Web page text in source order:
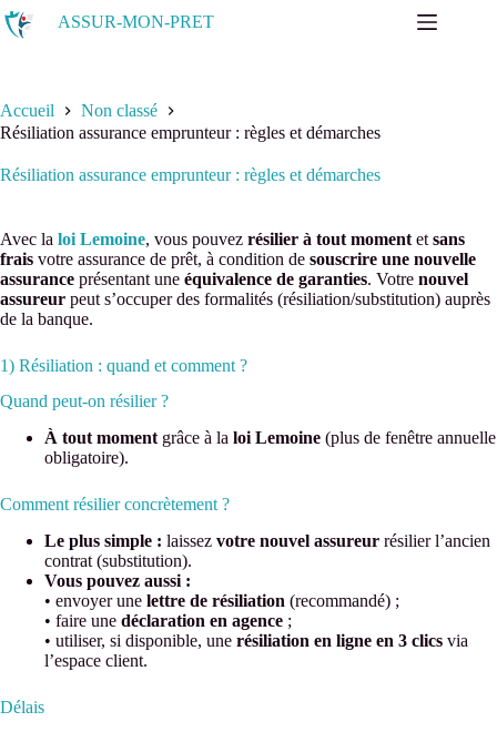
Passer
au
ASSUR-MON-PRET
Accueil
Non classé
Résiliation assurance emprunteur : règles et démarches
Résiliation assurance emprunteur : règles et démarches
Avec la loi Lemoine, vous pouvez résilier à tout moment et sans
frais votre assurance de prêt, à condition de souscrire une nouvelle
assurance présentant une équivalence de garanties. Votre nouvel
assureur peut s’occuper des formalités (résiliation/substitution) auprès
de la banque.
1) Résiliation : quand et comment ?
Quand peut-on résilier ?
À tout moment grâce à la loi Lemoine (plus de fenêtre annuelle
obligatoire).
Comment résilier concrètement ?
Le plus simple : laissez votre nouvel assureur résilier l’ancien
contrat (substitution).
Vous pouvez aussi :
• envoyer une lettre de résiliation (recommandé) ;
• faire une déclaration en agence ;
• utiliser, si disponible, une résiliation en ligne en 3 clics via
l’espace client.
Délais